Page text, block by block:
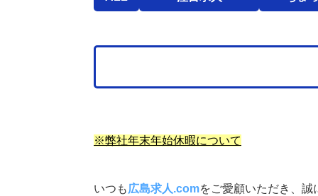
※弊社年末年始休暇について
いつも広島求人.comをご愛顧いただき、誠